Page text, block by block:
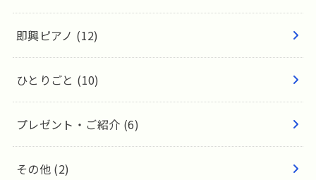
即興ピアノ (12)
ひとりごと (10)
プレゼント・ご紹介 (6)
その他 (2)